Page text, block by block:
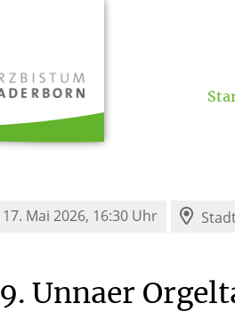
17. Mai 2026, 16:30 Uhr
9. Unnaer